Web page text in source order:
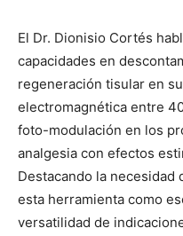
El Dr. Dionisio Cortés
capacidades en
regeneración tisular en
electromagnética entre
foto-modulación en los
analgesia con efectos
Destacando la necesidad
esta herramienta como
versatilidad de